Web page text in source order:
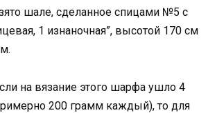
шале, сделанное спицами №5 с
1 изнаночная”, высотой 170 см
на вязание этого шарфа ушло 4
200 грамм каждый), то для